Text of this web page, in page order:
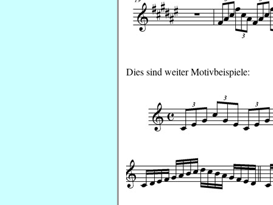
Dies sind weiter Motivbeispiele: